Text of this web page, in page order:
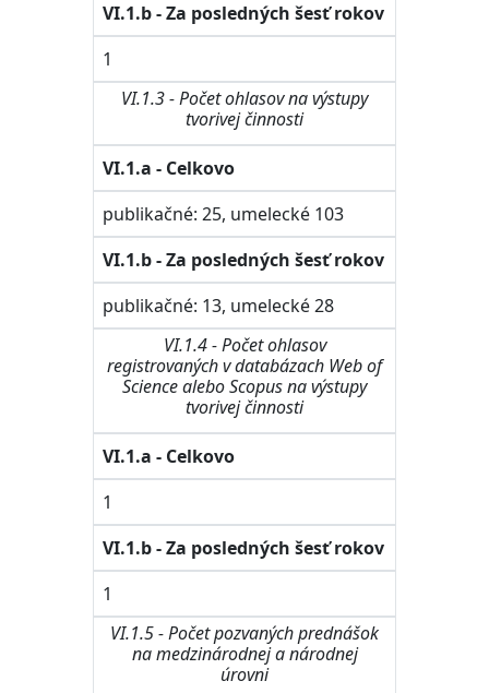
VI.1.b - Za posledných šesť rokov
1
VI.1.3 - Počet ohlasov na výstupy
tvorivej činnosti
VI.1.a - Celkovo
publikačné: 25, umelecké 103
VI.1.b - Za posledných šesť rokov
publikačné: 13, umelecké 28
VI.1.4 - Počet ohlasov
registrovaných v databázach Web of
Science alebo Scopus na výstupy
tvorivej činnosti
VI.1.a - Celkovo
1
VI.1.b - Za posledných šesť rokov
1
VI.1.5 - Počet pozvaných prednášok
na medzinárodnej a národnej
úrovni